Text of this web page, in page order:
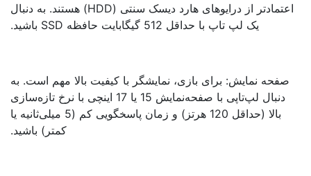
اعتمادتر از درایوهای هارد دیسک سنتی (HDD) هستند. به دنبال
یک لپ تاپ با حداقل 512 گیگابایت حافظه SSD باشید.
صفحه نمایش: برای بازی، نمایشگر با کیفیت بالا مهم است. به
دنبال لپ‌تاپی با صفحه‌نمایش 15 یا 17 اینچی با نرخ تازه‌سازی
بالا (حداقل 120 هرتز) و زمان پاسخگویی کم (5 میلی‌ثانیه یا
کمتر) باشید.